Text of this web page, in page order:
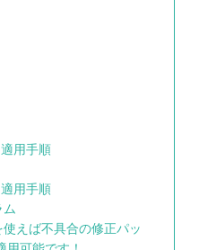
用手順
用手順
えば不具合の修正パッ